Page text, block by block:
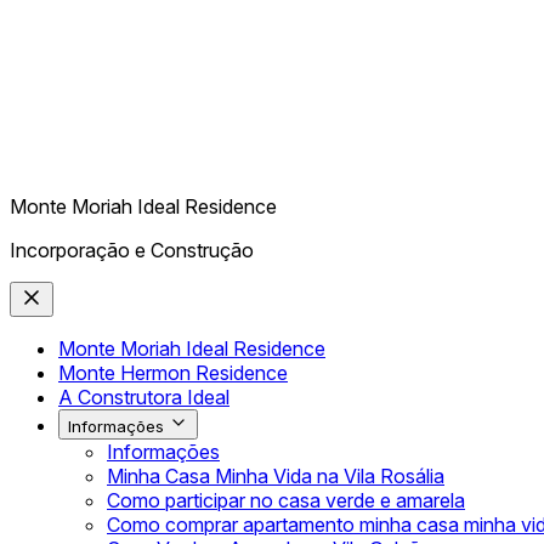
Monte Moriah Ideal Residence
Incorporação e Construção
Monte Moriah Ideal Residence
Monte Hermon Residence
A Construtora Ideal
Informações
Informações
Minha Casa Minha Vida na Vila Rosália
Como participar no casa verde e amarela
Como comprar apartamento minha casa minha